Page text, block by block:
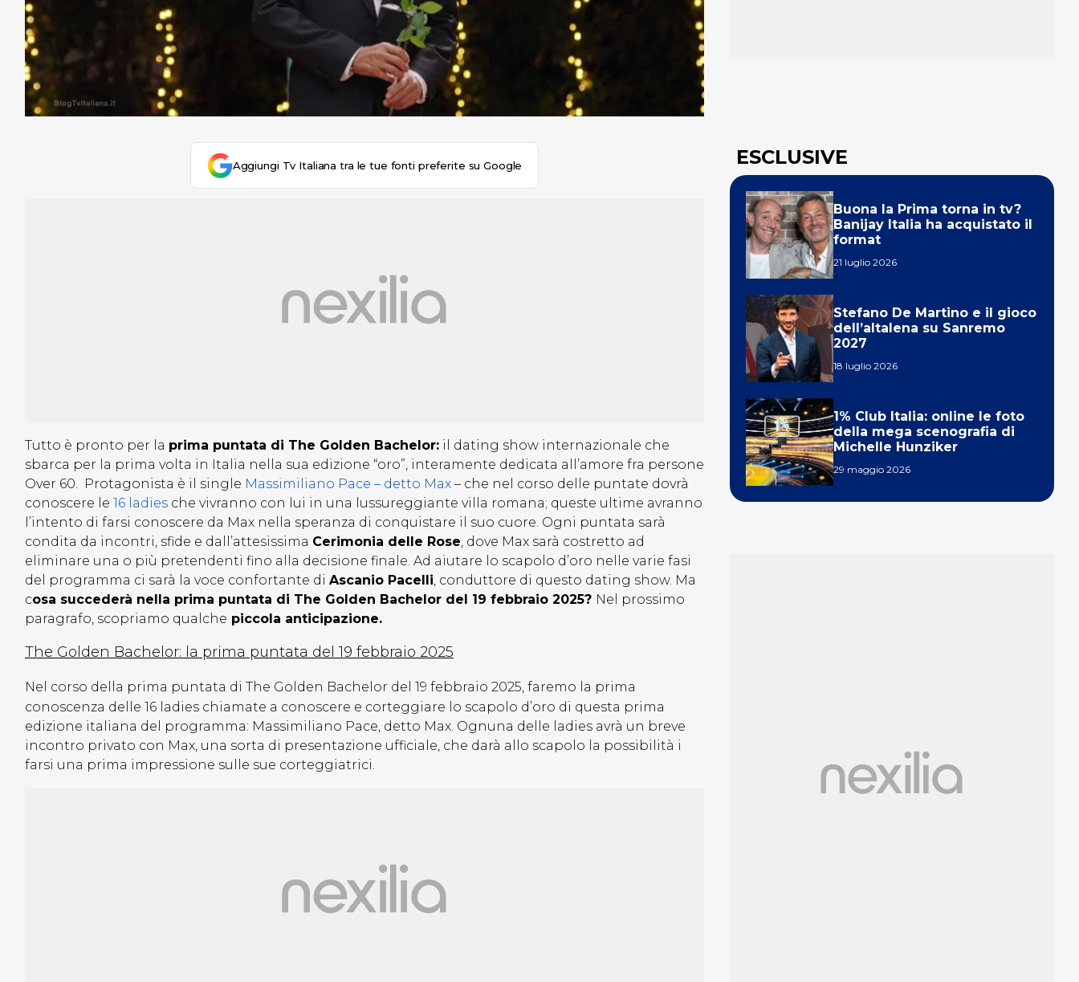
Aggiungi Tv Italiana tra le tue fonti preferite su Google
Tutto è pronto per la prima puntata di The Golden Bachelor: il dating show internazionale che
sbarca per la prima volta in Italia nella sua edizione “oro”, interamente dedicata all’amore fra persone
Over 60. Protagonista è il single Massimiliano Pace – detto Max – che nel corso delle puntate dovrà
conoscere le 16 ladies che vivranno con lui in una lussureggiante villa romana; queste ultime avranno
l’intento di farsi conoscere da Max nella speranza di conquistare il suo cuore. Ogni puntata sarà
condita da incontri, sfide e dall’attesissima Cerimonia delle Rose, dove Max sarà costretto ad
eliminare una o più pretendenti fino alla decisione finale. Ad aiutare lo scapolo d’oro nelle varie fasi
del programma ci sarà la voce confortante di Ascanio Pacelli, conduttore di questo dating show. Ma
cosa succederà nella prima puntata di The Golden Bachelor del 19 febbraio 2025? Nel prossimo
paragrafo, scopriamo qualche piccola anticipazione.
The Golden Bachelor: la prima puntata del 19 febbraio 2025
Nel corso della prima puntata di The Golden Bachelor del 19 febbraio 2025, faremo la prima
conoscenza delle 16 ladies chiamate a conoscere e corteggiare lo scapolo d’oro di questa prima
edizione italiana del programma: Massimiliano Pace, detto Max. Ognuna delle ladies avrà un breve
incontro privato con Max, una sorta di presentazione ufficiale, che darà allo scapolo la possibilità i
farsi una prima impressione sulle sue corteggiatrici.
ESCLUSIVE
Buona la Prima torna in tv?
Banijay Italia ha acquistato il
format
21 luglio 2026
Stefano De Martino e il gioco
dell’altalena su Sanremo
2027
18 luglio 2026
1% Club Italia: online le foto
della mega scenografia di
Michelle Hunziker
29 maggio 2026